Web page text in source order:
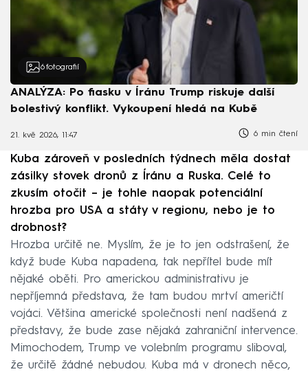
6 fotografií
ANALÝZA: Po fiasku v Íránu Trump riskuje další
bolestivý konflikt. Vykoupení hledá na Kubě
21. kvě 2026, 11:47 6 min čtení
Kuba zároveň v posledních týdnech měla dostat
zásilky stovek dronů z Íránu a Ruska. Celé to
zkusím otočit – je tohle naopak potenciální
hrozba pro USA a státy v regionu, nebo je to
drobnost?
Hrozba určitě ne. Myslím, že je to jen odstrašení, že
když bude Kuba napadena, tak nepřítel bude mít
nějaké oběti. Pro americkou administrativu je
nepříjemná představa, že tam budou mrtví američtí
vojáci. Většina americké společnosti není nadšená z
představy, že bude zase nějaká zahraniční intervence.
Mimochodem, Trump ve volebním programu sliboval,
že určitě žádné nebudou. Kuba má v dronech něco,